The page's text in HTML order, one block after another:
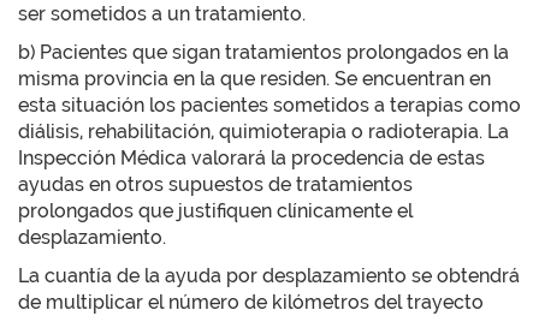
ser sometidos a un tratamiento.
b) Pacientes que sigan tratamientos prolongados en la
misma provincia en la que residen. Se encuentran en
esta situación los pacientes sometidos a terapias como
diálisis, rehabilitación, quimioterapia o radioterapia. La
Inspección Médica valorará la procedencia de estas
ayudas en otros supuestos de tratamientos
prolongados que justifiquen clínicamente el
desplazamiento.
La cuantía de la ayuda por desplazamiento se obtendrá
de multiplicar el número de kilómetros del trayecto